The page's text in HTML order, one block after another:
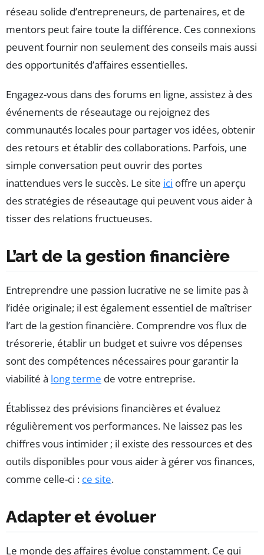
réseau solide d’entrepreneurs, de partenaires, et de
mentors peut faire toute la différence. Ces connexions
peuvent fournir non seulement des conseils mais aussi
des opportunités d’affaires essentielles.
Engagez-vous dans des forums en ligne, assistez à des
événements de réseautage ou rejoignez des
communautés locales pour partager vos idées, obtenir
des retours et établir des collaborations. Parfois, une
simple conversation peut ouvrir des portes
inattendues vers le succès. Le site ici offre un aperçu
des stratégies de réseautage qui peuvent vous aider à
tisser des relations fructueuses.
L’art de la gestion financière
Entreprendre une passion lucrative ne se limite pas à
l’idée originale; il est également essentiel de maîtriser
l’art de la gestion financière. Comprendre vos flux de
trésorerie, établir un budget et suivre vos dépenses
sont des compétences nécessaires pour garantir la
viabilité à long terme de votre entreprise.
Établissez des prévisions financières et évaluez
régulièrement vos performances. Ne laissez pas les
chiffres vous intimider ; il existe des ressources et des
outils disponibles pour vous aider à gérer vos finances,
comme celle-ci : ce site.
Adapter et évoluer
Le monde des affaires évolue constamment. Ce qui